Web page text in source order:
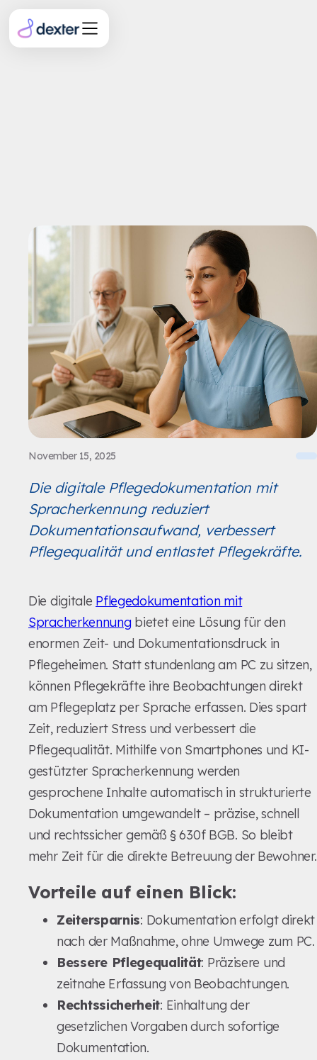
November 15, 2025
Die digitale Pflegedokumentation mit
Spracherkennung reduziert
Dokumentationsaufwand, verbessert
Pflegequalität und entlastet Pflegekräfte.
Die digitale Pflegedokumentation mit
Spracherkennung bietet eine Lösung für den
enormen Zeit- und Dokumentationsdruck in
Pflegeheimen. Statt stundenlang am PC zu sitzen,
können Pflegekräfte ihre Beobachtungen direkt
am Pflegeplatz per Sprache erfassen. Dies spart
Zeit, reduziert Stress und verbessert die
Pflegequalität. Mithilfe von Smartphones und KI-
gestützter Spracherkennung werden
gesprochene Inhalte automatisch in strukturierte
Dokumentation umgewandelt – präzise, schnell
und rechtssicher gemäß § 630f BGB. So bleibt
mehr Zeit für die direkte Betreuung der Bewohner.
Vorteile auf einen Blick:
Zeitersparnis: Dokumentation erfolgt direkt
nach der Maßnahme, ohne Umwege zum PC.
Bessere Pflegequalität: Präzisere und
zeitnahe Erfassung von Beobachtungen.
Rechtssicherheit: Einhaltung der
gesetzlichen Vorgaben durch sofortige
Dokumentation.